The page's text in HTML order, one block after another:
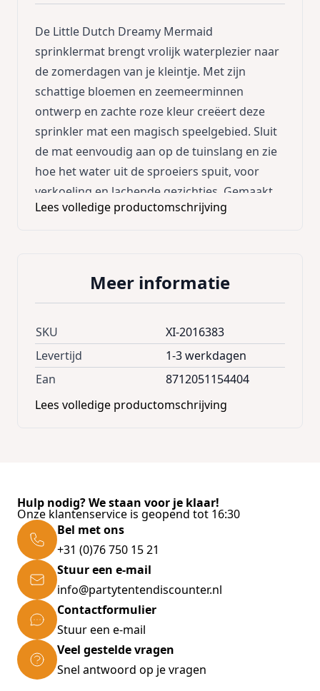
De Little Dutch Dreamy Mermaid
sprinklermat brengt vrolijk waterplezier naar
de zomerdagen van je kleintje. Met zijn
schattige bloemen en zeemeerminnen
ontwerp en zachte roze kleur creëert deze
sprinkler mat een magisch speelgebied. Sluit
de mat eenvoudig aan op de tuinslang en zie
hoe het water uit de sproeiers spuit, voor
verkoeling en lachende gezichtjes. Gemaakt
van duurzaam materiaal en met een stevige
zomervermaak. Formaat: 150 cm. Geschikt
Lees volledige productomschrijving
Meer informatie
SKU
XI-2016383
Levertijd
1-3 werkdagen
Ean
8712051154404
Lees volledige productomschrijving
Hulp nodig? We staan voor je klaar!
Onze klantenservice is geopend tot 16:30
Bel met ons
+31 (0)76 750 15 21
Stuur een e-mail
info@partytentendiscounter.nl
Contactformulier
Stuur een e-mail
Veel gestelde vragen
Snel antwoord op je vragen